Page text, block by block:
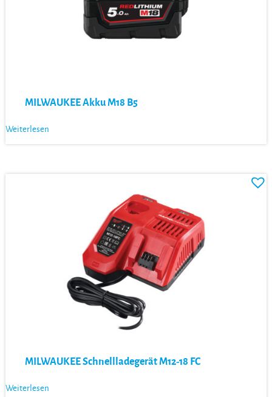
MILWAUKEE Akku M18 B5
Weiterlesen
MILWAUKEE Schnellladegerät M12-18 FC
Weiterlesen